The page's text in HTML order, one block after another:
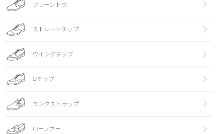
プレーントウ
ストレートチップ
ウイングチップ
Uチップ
モンクストラップ
ローファー